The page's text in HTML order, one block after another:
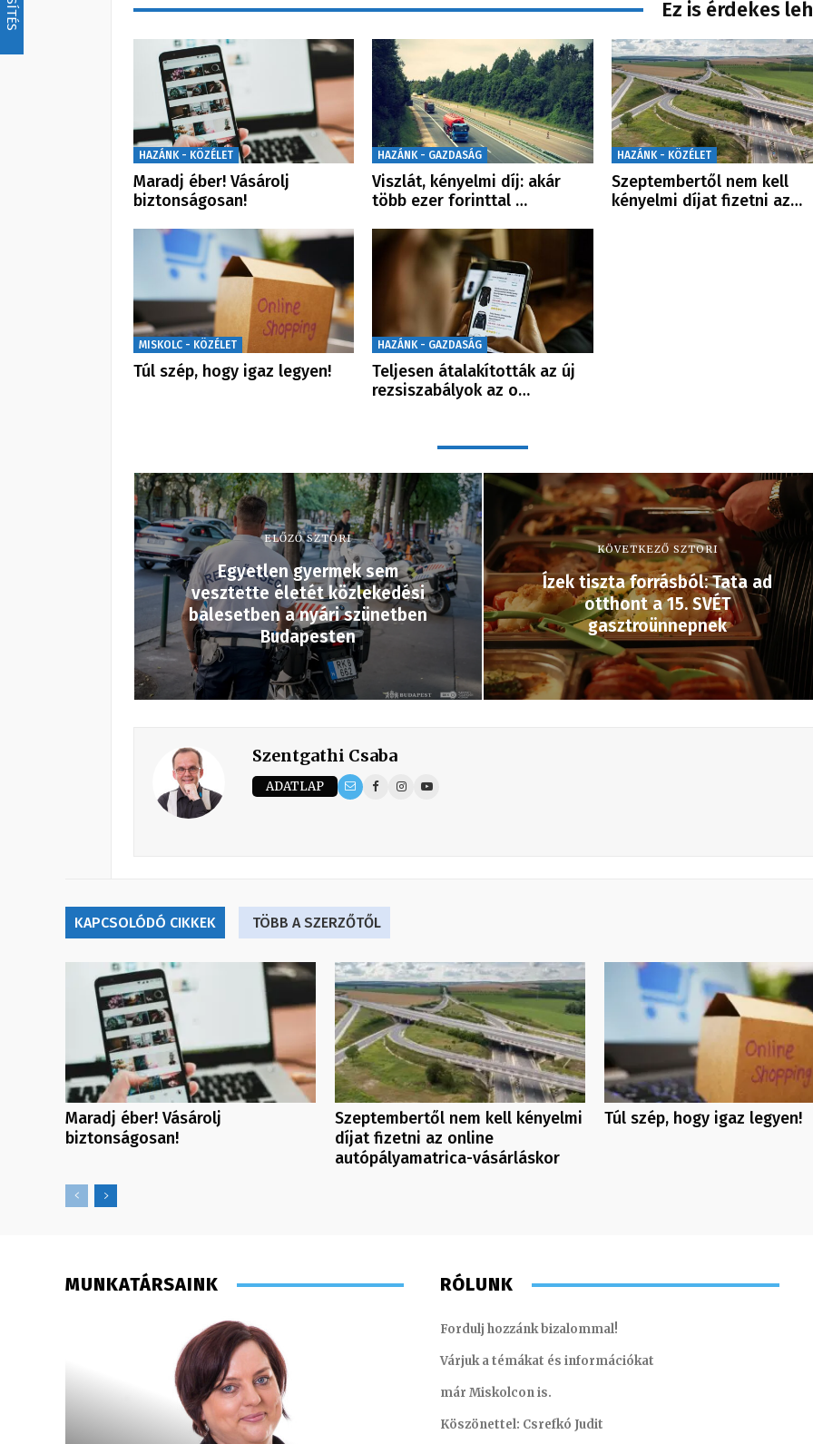
Ez is érdekes
HAZÁNK - KÖZÉLET
Maradj éber! Vásárolj
biztonságosan!
HAZÁNK - GAZDASÁG
Viszlát, kényelmi díj: akár
több ezer forinttal …
HAZÁNK - KÖZÉLET
Szeptembertől nem kell
kényelmi díjat fizetni az…
MISKOLC - KÖZÉLET
Túl szép, hogy igaz legyen!
HAZÁNK - GAZDASÁG
Teljesen átalakították az új
rezsiszabályok az o…
ELŐZŐ SZTORI
Egyetlen gyermek sem
vesztette életét közlekedési
balesetben a nyári szünetben
Budapesten
KÖVETKEZŐ SZTORI
Ízek tiszta forrásból: Tata ad
otthont a 15. SVÉT
gasztroünnepnek
Szentgathi Csaba
ADATLAP
KAPCSOLÓDÓ CIKKEK TÖBB A SZERZŐTŐL
Maradj éber! Vásárolj
biztonságosan!
Szeptembertől nem kell kényelmi
díjat fizetni az online
autópályamatrica-vásárláskor
Túl szép, hogy igaz legyen!
MUNKATÁRSAINK RÓLUNK
Fordulj hozzánk bizalommal!
Várjuk a témákat és információkat
már Miskolcon is.
Köszönettel: Csrefkó Judit